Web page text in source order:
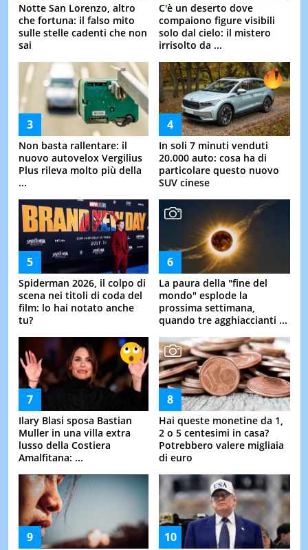
Notte San Lorenzo, altro
che fortuna: il falso mito
sulle stelle cadenti che non
sai
C'è un deserto dove
compaiono figure visibili
solo dal cielo: il mistero
irrisolto da ...
Non basta rallentare: il
nuovo autovelox Vergilius
Plus rileva molto più della
...
In soli 7 minuti venduti
20.000 auto: cosa ha di
particolare questo nuovo
SUV cinese
Spiderman 2026, il colpo di
scena nei titoli di coda del
film: lo hai notato anche
tu?
La paura della "fine del
mondo" esplode la
prossima settimana,
quando tre agghiaccianti ...
Ilary Blasi sposa Bastian
Muller in una villa extra
lusso della Costiera
Amalfitana: ...
Hai queste monetine da 1,
2 o 5 centesimi in casa?
Potrebbero valere migliaia
di euro